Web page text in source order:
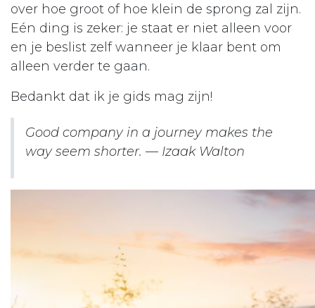
over hoe groot of hoe klein de sprong zal zijn.
Eén ding is zeker: je staat er niet alleen voor
en je beslist zelf wanneer je klaar bent om
alleen verder te gaan.
Bedankt dat ik je gids mag zijn!
Good company in a journey makes the
way seem shorter. — Izaak Walton